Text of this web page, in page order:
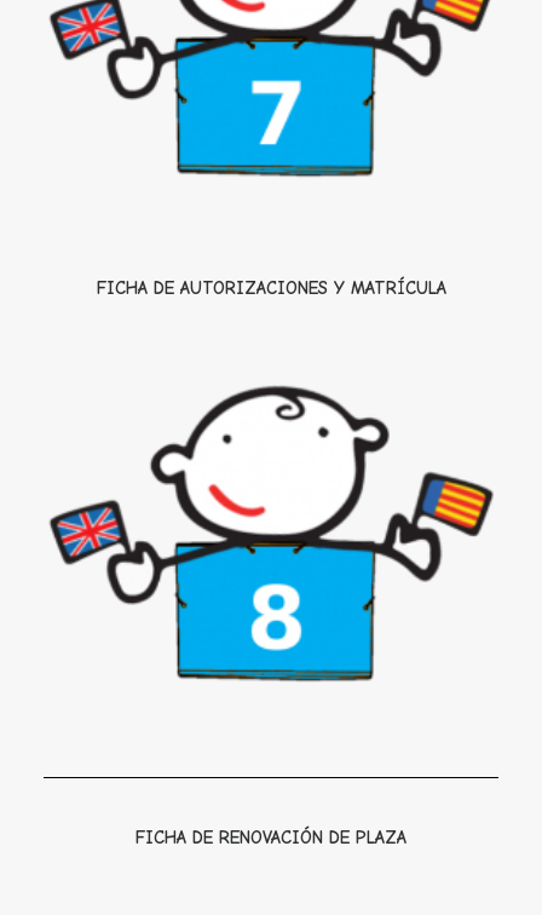
FICHA DE AUTORIZACIONES Y MATRÍCULA
FICHA DE RENOVACIÓN DE PLAZA